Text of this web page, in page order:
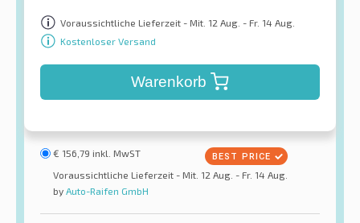
Voraussichtliche Lieferzeit - Mit. 12 Aug. - Fr. 14 Aug.
Kostenloser Versand
Warenkorb
€ 156,79 inkl. MwST
Voraussichtliche Lieferzeit - Mit. 12 Aug. - Fr. 14 Aug.
by Auto-Raifen GmbH